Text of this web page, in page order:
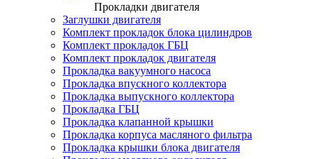
Прокладки двигателя
Заглушки двигателя
Комплект прокладок блока цилиндров
Комплект прокладок ГБЦ
Комплект прокладок двигателя
Прокладка вакуумного насоса
Прокладка впускного коллектора
Прокладка выпускного коллектора
Прокладка ГБЦ
Прокладка клапанной крышки
Прокладка корпуса масляного фильтра
Прокладка крышки блока двигателя